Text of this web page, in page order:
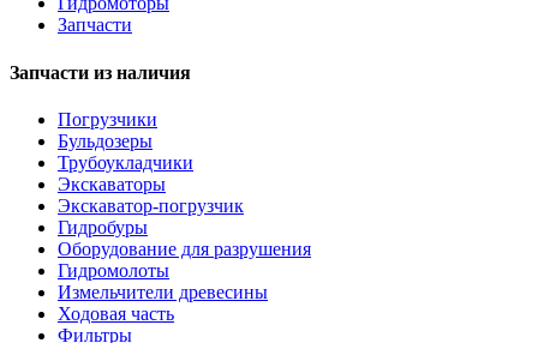
Запчасти
Запчасти из наличия
Погрузчики
Бульдозеры
Трубоукладчики
Экскаваторы
Экскаватор-погрузчик
Гидробуры
Оборудование для разрушения
Гидромолоты
Измельчители древесины
Ходовая часть
Фильтры